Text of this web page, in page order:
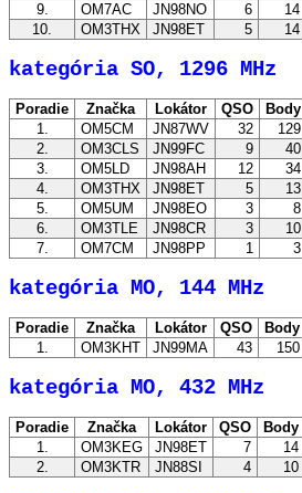
9.
OM7AC JN98NO 6 14
10.
OM3THX JN98ET 5 14
kategória SO, 1296 MHz
Poradie Značka Lokátor QSO Body
1.
OM5CM JN87WV 32 129
2.
OM3CLS JN99FC 9 40
3.
OM5LD JN98AH 12 34
4.
OM3THX JN98ET 5 13
5.
OM5UM JN98EO 3 8
6.
OM3TLE JN98CR 3 10
7.
OM7CM JN98PP 1 3
kategória MO, 144 MHz
Poradie Značka Lokátor QSO Body
1.
OM3KHT JN99MA 43 150
kategória MO, 432 MHz
Poradie Značka Lokátor QSO Body
1.
OM3KEG JN98ET 7 14
2.
OM3KTR JN88SI 4 10